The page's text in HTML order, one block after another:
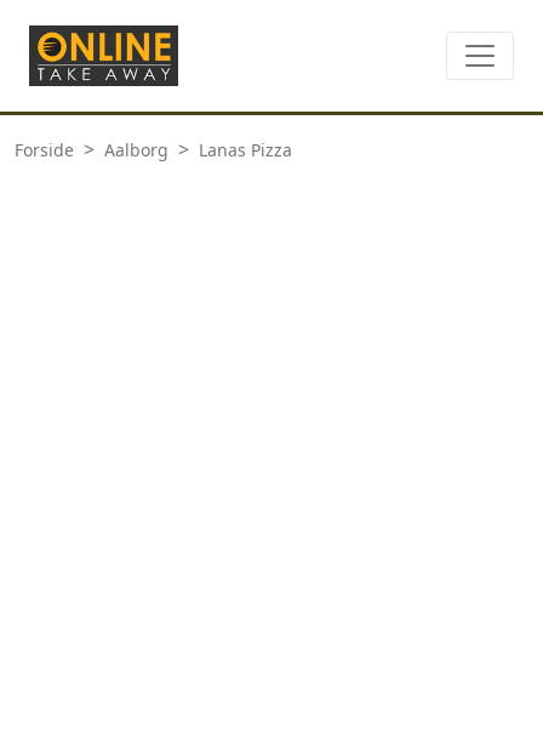
Forside Aalborg Lanas Pizza